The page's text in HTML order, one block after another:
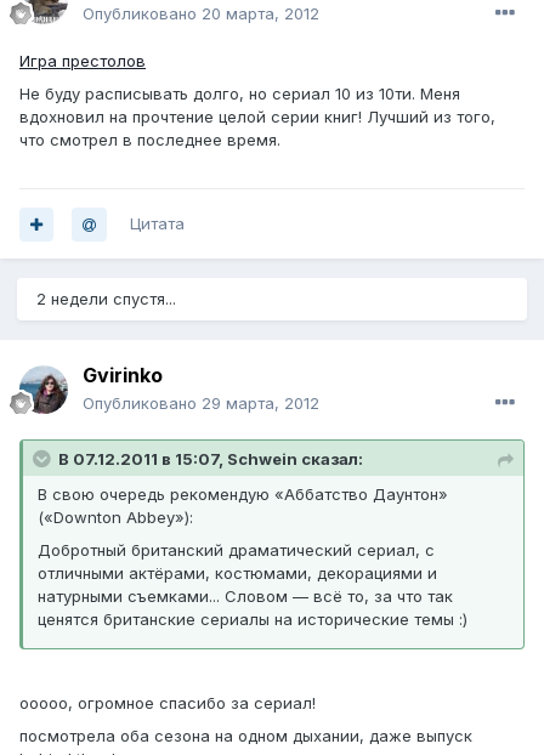
Опубликовано 20 марта, 2012
Игра престолов
Не буду расписывать долго, но сериал 10 из 10ти. Меня
вдохновил на прочтение целой серии книг! Лучший из того,
что смотрел в последнее время.
Цитата
2 недели спустя...
Gvirinko
Опубликовано 29 марта, 2012
В 07.12.2011 в 15:07, Schwein сказал:
В свою очередь рекомендую «Аббатство Даунтон»
(«Downton Abbey»):
Добротный британский драматический сериал, с
отличными актёрами, костюмами, декорациями и
натурными съемками... Словом — всё то, за что так
ценятся британские сериалы на исторические темы :)
ооооо, огромное спасибо за сериал!
посмотрела оба сезона на одном дыхании, даже выпуск